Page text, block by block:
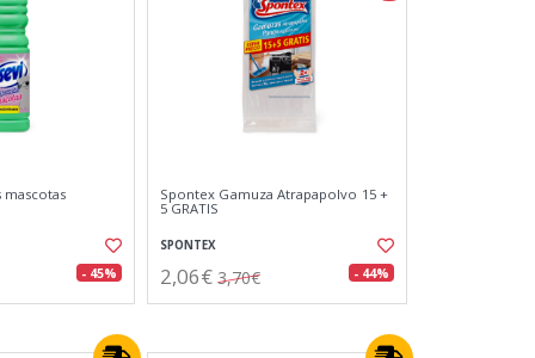
mascotas
- 45%
Spontex Gamuza Atrapapolvo 15 +
5 GRATIS
SPONTEX
2,06€ 3,70€ - 44%